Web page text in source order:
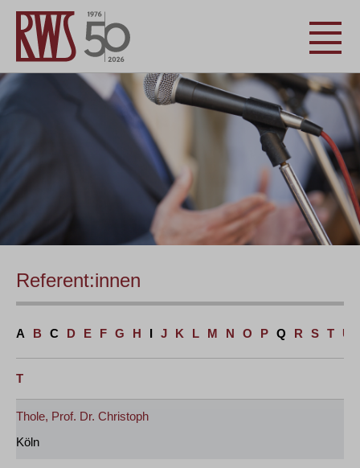
Referent:innen
A B C D E F G H I J K L M N O P Q R S T U
T
Thole, Prof. Dr. Christoph
Köln